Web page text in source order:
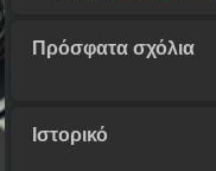
Πρόσφατα σχόλια
Ιστορικό